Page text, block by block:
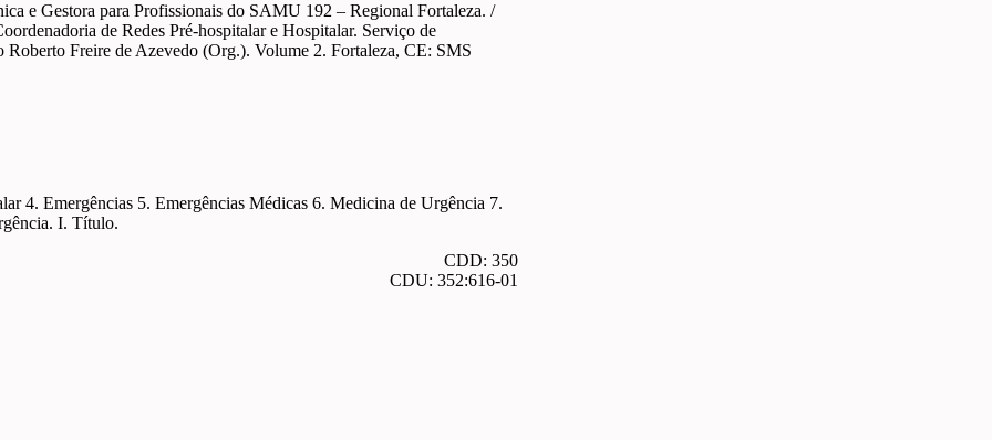
e Gestora para Profissionais do SAMU 192 – Regional Fortaleza. /
de Redes Pré-hospitalar e Hospitalar. Serviço de
Freire de Azevedo (Org.). Volume 2. Fortaleza, CE: SMS
4. Emergências 5. Emergências Médicas 6. Medicina de Urgência 7.
I. Título.
CDD: 350
CDU: 352:616-01